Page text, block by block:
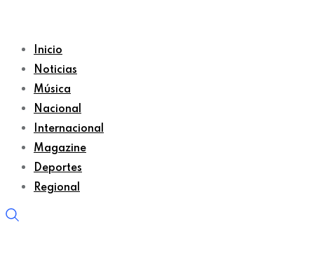
Inicio
Noticias
Música
Nacional
Internacional
Magazine
Deportes
Regional